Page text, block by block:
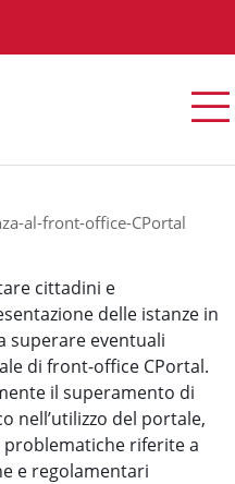
al-front-office-CPortal
cittadini e
delle istanze in
superare eventuali
di front-office CPortal.
il superamento di
nell’utilizzo del portale,
riferite a
e regolamentari